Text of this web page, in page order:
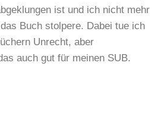
ist und ich nicht mehr
Buch stolpere. Dabei tue ich
Unrecht, aber
auch gut für meinen SUB.